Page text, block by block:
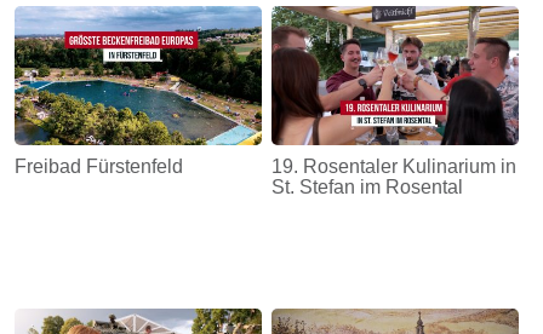
Freibad Fürstenfeld
19. Rosentaler Kulinarium in
St. Stefan im Rosental